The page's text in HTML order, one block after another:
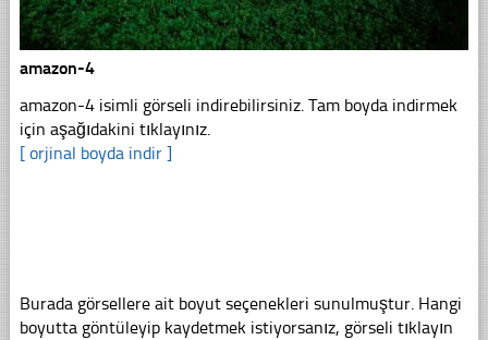
amazon-4
amazon-4 isimli görseli indirebilirsiniz. Tam boyda indirmek
için aşağıdakini tıklayınız.
[ orjinal boyda indir ]
Burada görsellere ait boyut seçenekleri sunulmuştur. Hangi
boyutta göntüleyip kaydetmek istiyorsanız, görseli tıklayın